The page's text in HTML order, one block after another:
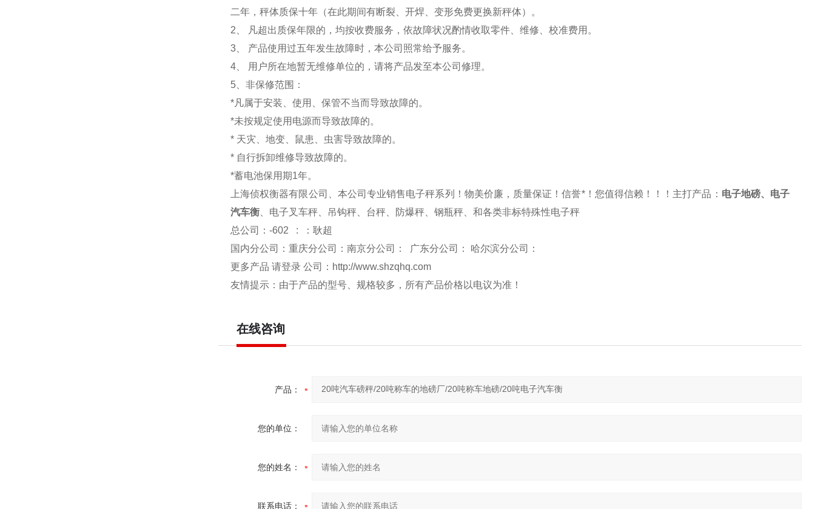
二年，秤体质保十年（在此期间有断裂、开焊、变形免费更换新秤体）。
2、 凡超出质保年限的，均按收费服务，依故障状况酌情收取零件、维修、校准费用。
3、 产品使用过五年发生故障时，本公司照常给予服务。
4、 用户所在地暂无维修单位的，请将产品发至本公司修理。
5、非保修范围：
*凡属于安装、使用、保管不当而导致故障的。
*未按规定使用电源而导致故障的。
* 天灾、地变、鼠患、虫害导致故障的。
* 自行拆卸维修导致故障的。
*蓄电池保用期1年。
上海侦权衡器有限公司、本公司专业销售电子秤系列！物美价廉，质量保证！信誉*！您值得信赖！！！主打产品： 电子地磅、 电子
汽车衡 、电子叉车秤、吊钩秤、台秤、防爆秤、钢瓶秤、和各类非标特殊性电子秤
总公司
：-602 : ：耿超
国内分公司：重庆分公司：南京分公司： 广东分公司： 哈尔滨分公司：
更多产品 请登录 公司： http://www.shzqhq.com
友情提示：由于产品的型号、规格较多，所有产品价格以电议为准！
在线咨询
产品：
您的单位：
您的姓名：
联系电话：